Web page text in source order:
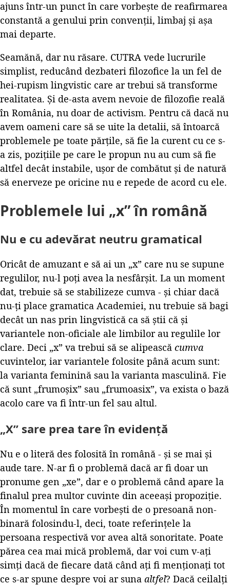
ajuns într-un punct în care vorbește de reafirmarea
constantă a genului prin convenții, limbaj și așa
mai departe.
Seamănă, dar nu răsare. CUTRA vede lucrurile
simplist, reducând dezbateri filozofice la un fel de
hei-rupism lingvistic care ar trebui să transforme
realitatea. Și de-asta avem nevoie de filozofie reală
în România, nu doar de activism. Pentru că dacă nu
avem oameni care să se uite la detalii, să întoarcă
problemele pe toate părțile, să fie la curent cu ce s-
a zis, pozițiile pe care le propun nu au cum să fie
altfel decât instabile, ușor de combătut și de natură
să enerveze pe oricine nu e repede de acord cu ele.
Problemele lui „x” în română
Nu e cu adevărat neutru gramatical
Oricât de amuzant e să ai un „x” care nu se supune
regulilor, nu-l poți avea la nesfârșit. La un moment
dat, trebuie să se stabilizeze cumva - și chiar dacă
nu-ți place gramatica Academiei, nu trebuie să bagi
decât un nas prin lingvistică ca să știi că și
variantele non-oficiale ale limbilor au regulile lor
clare. Deci „x” va trebui să se alipească cumva
cuvintelor, iar variantele folosite până acum sunt:
la varianta feminină sau la varianta masculină. Fie
că sunt „frumoșix” sau „frumoasix”, va exista o bază
acolo care va fi într-un fel sau altul.
„X” sare prea tare în evidență
Nu e o literă des folosită în română - și se mai și
aude tare. N-ar fi o problemă dacă ar fi doar un
pronume gen „xe”, dar e o problemă când apare la
finalul prea multor cuvinte din aceeași propoziție.
În momentul în care vorbești de o presoană non-
binară folosindu-l, deci, toate referințele la
persoana respectivă vor avea altă sonoritate. Poate
părea cea mai mică problemă, dar voi cum v-ați
simți dacă de fiecare dată când ați fi menționați tot
ce s-ar spune despre voi ar suna altfel? Dacă ceilalți